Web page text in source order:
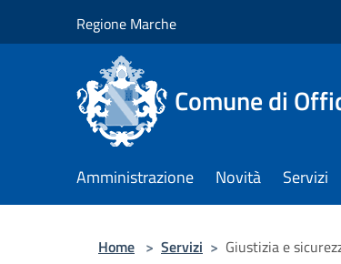
Regione Marche
Comune di
Amministrazione Novità Servizi
Home > Servizi > Giustizia e